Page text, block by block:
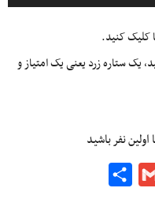
کلیک کنید.
یک ستاره زرد یعنی یک امتیاز و
نفر باشید
Gmail